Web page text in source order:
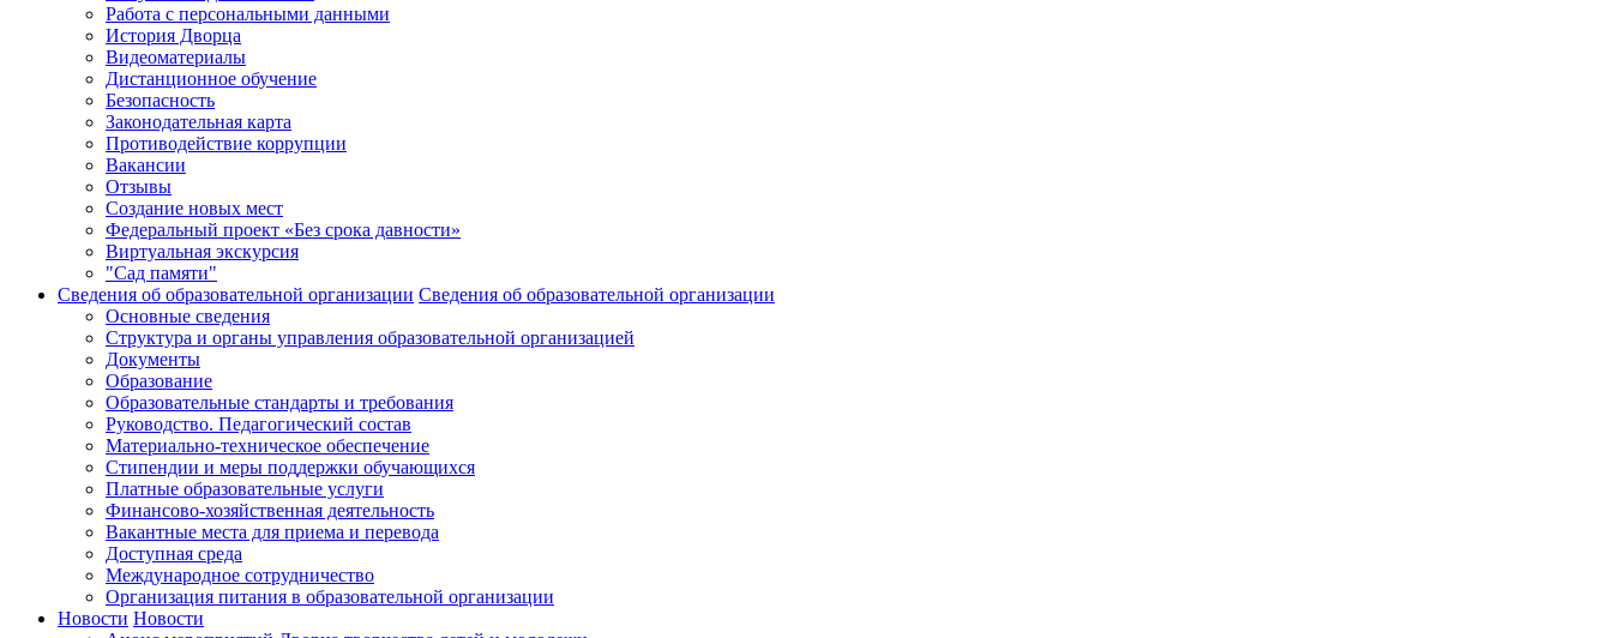
Работа с персональными данными
История Дворца
Видеоматериалы
Дистанционное обучение
Безопасность
Законодательная карта
Противодействие коррупции
Вакансии
Отзывы
Создание новых мест
Федеральный проект «Без срока давности»
Виртуальная экскурсия
"Сад памяти"
Сведения об образовательной организации Сведения об образовательной организации
Основные сведения
Структура и органы управления образовательной организацией
Документы
Образование
Образовательные стандарты и требования
Руководство. Педагогический состав
Материально-техническое обеспечение
Стипендии и меры поддержки обучающихся
Платные образовательные услуги
Финансово-хозяйственная деятельность
Вакантные места для приема и перевода
Доступная среда
Международное сотрудничество
Организация питания в образовательной организации
Новости Новости